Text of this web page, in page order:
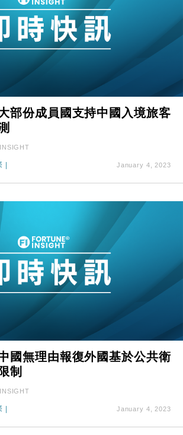
部份成員國支持中國入境旅客
January 4, 2023
國無理由報復外國基於公共衛
制
| January 4, 2023